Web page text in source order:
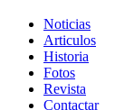
Noticias
Articulos
Historia
Fotos
Revista
Contactar